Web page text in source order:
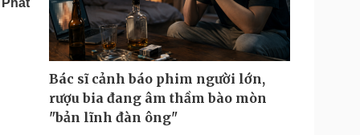
nghiệp 24h
Doanh nhân
Vì cộng đồng
Tin Công nghệ
Trải nghiệm
Chuyển đổi số
Podcast
Đọc truyện đêm khuya
Bác sĩ cảnh báo phim người lớn,
rượu bia đang âm thầm bào mòn
"bản lĩnh đàn ông"